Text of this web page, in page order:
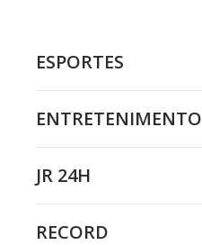
ESPORTES
ENTRETENIMENTO
JR 24H
RECORD